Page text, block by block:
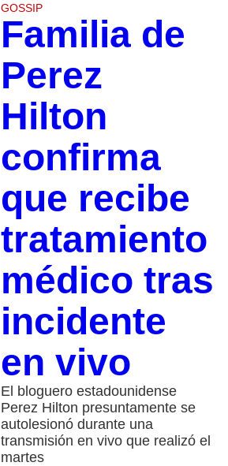
GOSSIP
Familia de
Perez
Hilton
confirma
que recibe
tratamiento
médico tras
incidente
en vivo
El bloguero estadounidense
Perez Hilton presuntamente se
autolesionó durante una
transmisión en vivo que realizó el
martes